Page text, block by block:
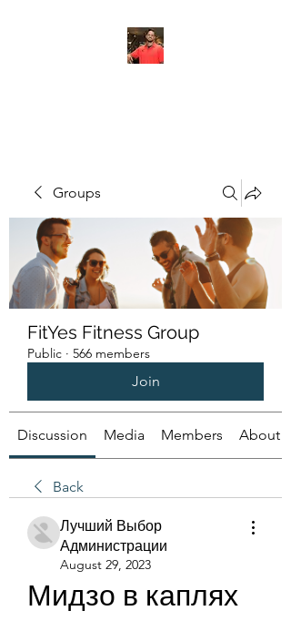
Groups
FitYes Fitness Group
Public · 566 members
Join
Discussion Media Members About
Back
Лучший Выбор
Администрации
August 29, 2023
Мидзо в каплях